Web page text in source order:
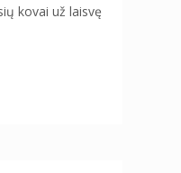
kovai už laisvę